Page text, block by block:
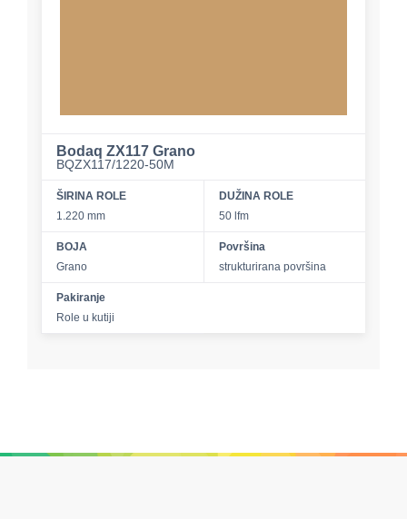
Bodaq ZX117 Grano
BQZX117/1220-50M
ŠIRINA ROLE
1.220 mm
DUŽINA ROLE
50 lfm
BOJA
Grano
Površina
strukturirana površina
Pakiranje
Role u kutiji